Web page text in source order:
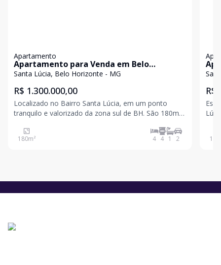
Apartamento
Apartamento para Venda em Belo
Horizonte / MG no bairro Santa Lúcia
Santa Lúcia, Belo Horizonte - MG
R$ 1.300.000,00
Localizado no Bairro Santa Lúcia, em um ponto
tranquilo e valorizado da zona sul de BH. São 180m2,
infraestrutura completa no condomínio.
Características do imóvel: 4 quartos, sendo 1 suíte
180m² 4 4 1 2
R$
186